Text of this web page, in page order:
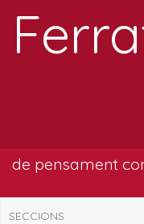
de pensament
SECCIONS